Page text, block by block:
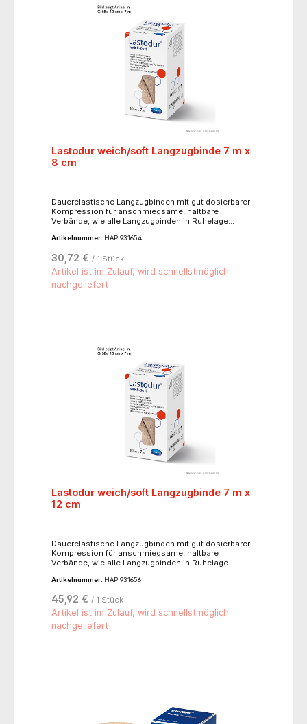
Lastodur weich/soft Langzugbinde 7 m x
8 cm
Dauerelastische Langzugbinden mit gut dosierbarer
Kompression für anschmiegsame, haltbare
Verbände, wie alle Langzugbinden in Ruhelage
alterungsbeständig, waschbar bis 60°C, sterilisierbar
für leichtere Kompression, Dehnbarkeit ca. 170 %- 82
% Baumwolle, 13 % Polyamid, 5 % Elastan
Artikelnummer: HAP 931654
30,72 € / 1 Stück
Artikel ist im Zulauf, wird schnellstmöglich
nachgeliefert
Lastodur weich/soft Langzugbinde 7 m x
12 cm
Dauerelastische Langzugbinden mit gut dosierbarer
Kompression für anschmiegsame, haltbare
Verbände, wie alle Langzugbinden in Ruhelage
alterungsbeständig, waschbar bis 60°C, sterilisierbar
für leichtere Kompression, Dehnbarkeit ca. 170 %- 82
% Baumwolle, 13 % Polyamid, 5 % Elastan
Artikelnummer: HAP 931656
45,92 € / 1 Stück
Artikel ist im Zulauf, wird schnellstmöglich
nachgeliefert